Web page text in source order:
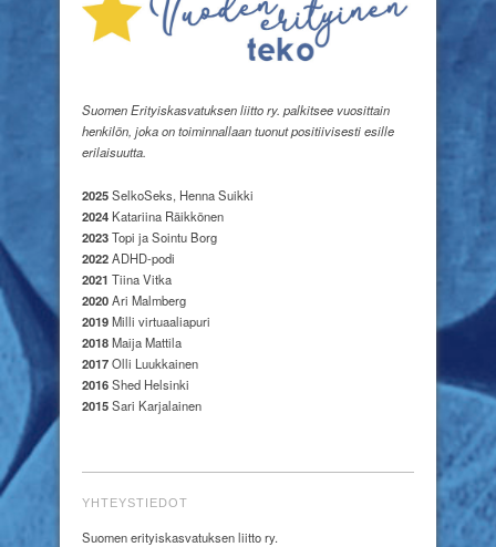
Suomen Erityiskasvatuksen liitto ry. palkitsee vuosittain
henkilön, joka on toiminnallaan tuonut positiivisesti esille
erilaisuutta.
2025SelkoSeks, Henna Suikki
2024 Katariina Räikkönen
2023Topi ja Sointu Borg
2022ADHD-podi
2021 Tiina Vitka
2020Ari Malmberg
2019Milli virtuaaliapuri
2018Maija Mattila
2017Olli Luukkainen
2016Shed Helsinki
2015Sari Karjalainen
YHTEYSTIEDOT
Suomen erityiskasvatuksen liitto ry.